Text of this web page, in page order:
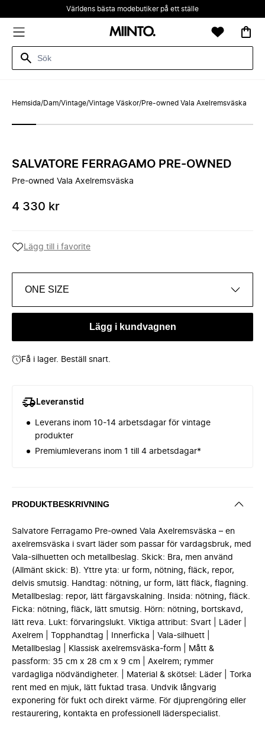
Världens bästa modebutiker på ett ställe
Hemsida/Dam/Vintage/Vintage Väskor/Pre-owned Vala Axelremsväska
SALVATORE FERRAGAMO PRE-OWNED
Pre-owned Vala Axelremsväska
4 330 kr
Lägg till i favorite
ONE SIZE
Lägg i kundvagnen
Få i lager. Beställ snart.
Leveranstid
Leverans inom 10-14 arbetsdagar för vintage
produkter
Premiumleverans inom 1 till 4 arbetsdagar*
PRODUKTBESKRIVNING
Salvatore Ferragamo Pre-owned Vala Axelremsväska – en
axelremsväska i svart läder som passar för vardagsbruk, med
Vala-silhuetten och metallbeslag. Skick: Bra, men använd
(Allmänt skick: B). Yttre yta: ur form, nötning, fläck, repor,
delvis smutsig. Handtag: nötning, ur form, lätt fläck, flagning.
Metallbeslag: repor, lätt färgavskalning. Insida: nötning, fläck.
Ficka: nötning, fläck, lätt smutsig. Hörn: nötning, bortskavd,
lätt reva. Lukt: förvaringslukt. Viktiga attribut: Svart | Läder |
Axelrem | Topphandtag | Innerficka | Vala-silhuett |
Metallbeslag | Klassisk axelremsväska-form | Mått &
passform: 35 cm x 28 cm x 9 cm | Axelrem; rymmer
vardagliga nödvändigheter. | Material & skötsel: Läder | Torka
rent med en mjuk, lätt fuktad trasa. Undvik långvarig
exponering för fukt och direkt värme. För djuprengöring eller
restaurering, kontakta en professionell läderspecialist.